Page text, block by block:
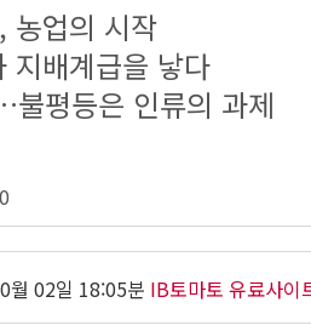
농업의 시작
지배계급을 낳다
평등은 인류의 과제
월 02일 18:05분 IB토마토 유료사이